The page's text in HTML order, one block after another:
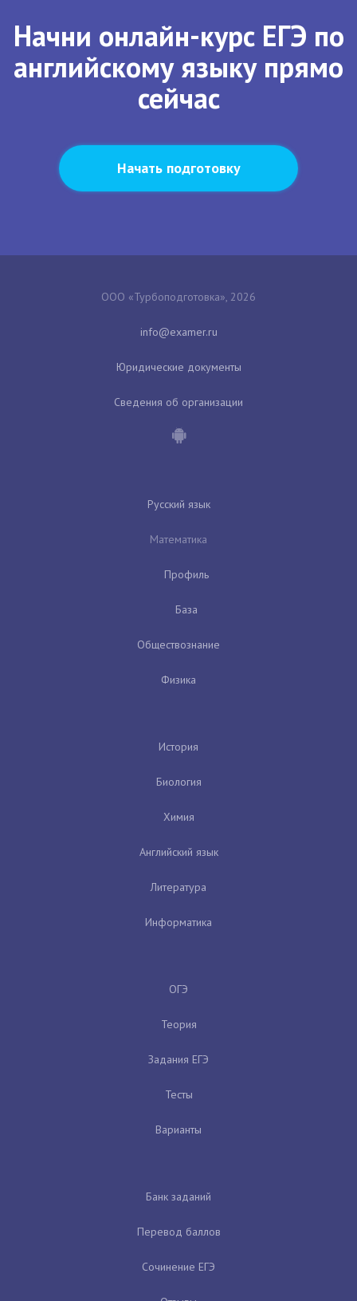
Начни онлайн-курс ЕГЭ по
английскому языку прямо
сейчас
Начать подготовку
ООО «Турбоподготовка», 2026
Юридические документы
Сведения об организации
Русский язык
Математика
Профиль
База
Обществознание
Физика
История
Биология
Химия
Английский язык
Литература
Информатика
ОГЭ
Теория
Задания ЕГЭ
Тесты
Варианты
Банк заданий
Перевод баллов
Сочинение ЕГЭ